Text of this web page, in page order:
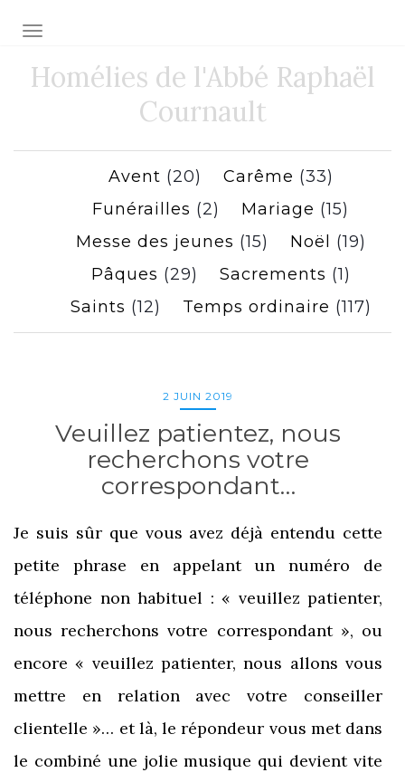
Toggle navigation
Homélies de l'Abbé Raphaël
Cournault
Avent (20) Carême (33)
Funérailles (2) Mariage (15)
Messe des jeunes (15) Noël
(19)
Pâques (29) Sacrements (1)
Saints (12) Temps ordinaire (117)
2 JUIN 2019
Veuillez patientez, nous
recherchons votre
correspondant…
Je suis sûr que vous avez déjà entendu cette
petite phrase en appelant un numéro de
téléphone non habituel : « veuillez patienter,
nous recherchons votre correspondant », ou
encore « veuillez patienter, nous allons vous
mettre en relation avec votre conseiller
clientelle »… et là, le répondeur vous met dans
le combiné une jolie musique qui devient vite